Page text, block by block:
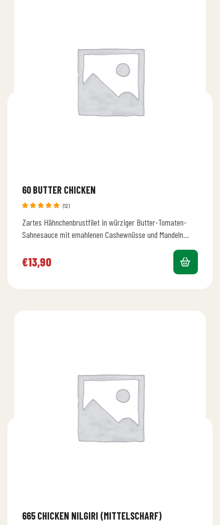
60 BUTTER CHICKEN
mit5.00
(12)
Zartes Hähnchenbrustfilet in würziger Butter-Tomaten-
Sahnesauce mit emahlenen Cashewnüsse und Mandeln
€13,90
665 CHICKEN NILGIRI (MITTELSCHARF)